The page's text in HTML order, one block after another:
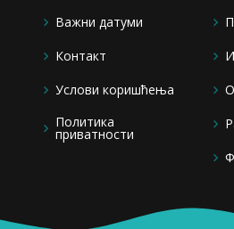
Важни датуми
Контакт
Услови коришћења
Политика
приватности